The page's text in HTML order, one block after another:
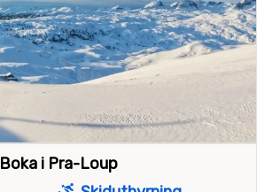
Boka i Pra-Loup